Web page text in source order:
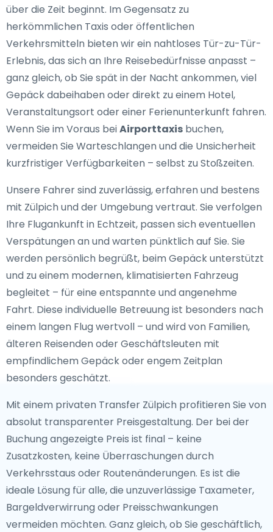
über die Zeit beginnt. Im Gegensatz zu
herkömmlichen Taxis oder öffentlichen
Verkehrsmitteln bieten wir ein nahtloses Tür-zu-Tür-
Erlebnis, das sich an Ihre Reisebedürfnisse anpasst –
ganz gleich, ob Sie spät in der Nacht ankommen, viel
Gepäck dabeihaben oder direkt zu einem Hotel,
Veranstaltungsort oder einer Ferienunterkunft fahren.
Wenn Sie im Voraus beiAirporttaxis buchen,
vermeiden Sie Warteschlangen und die Unsicherheit
kurzfristiger Verfügbarkeiten – selbst zu Stoßzeiten.
Unsere Fahrer sind zuverlässig, erfahren und bestens
mit Zülpich und der Umgebung vertraut. Sie verfolgen
Ihre Flugankunft in Echtzeit, passen sich eventuellen
Verspätungen an und warten pünktlich auf Sie. Sie
werden persönlich begrüßt, beim Gepäck unterstützt
und zu einem modernen, klimatisierten Fahrzeug
begleitet – für eine entspannte und angenehme
Fahrt. Diese individuelle Betreuung ist besonders nach
einem langen Flug wertvoll – und wird von Familien,
älteren Reisenden oder Geschäftsleuten mit
empfindlichem Gepäck oder engem Zeitplan
besonders geschätzt.
Mit einem privaten Transfer Zülpich profitieren Sie von
absolut transparenter Preisgestaltung. Der bei der
Buchung angezeigte Preis ist final – keine
Zusatzkosten, keine Überraschungen durch
Verkehrsstaus oder Routenänderungen. Es ist die
ideale Lösung für alle, die unzuverlässige Taxameter,
Bargeldverwirrung oder Preisschwankungen
vermeiden möchten. Ganz gleich, ob Sie geschäftlich,